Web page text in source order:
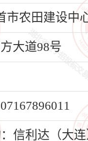
市农田建设中
大道98号
信利达（大